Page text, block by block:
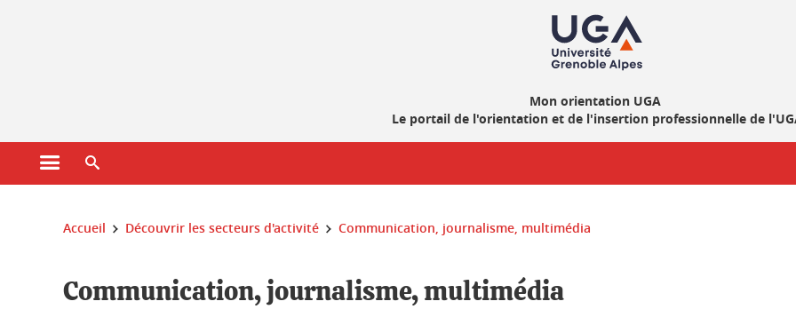
Mon orientation UGA
Le portail de l'orientation et de l'insertion professionnelle de
Ouvrir le menu principal
Vous êtes ici :
Accueil Découvrir les secteurs d'activité Communication, journalisme, multimédia
Communication, journalisme, multimédia